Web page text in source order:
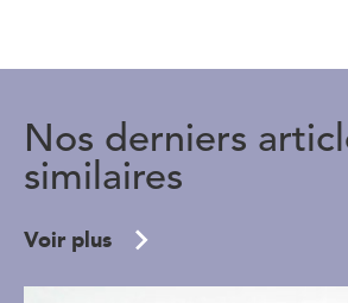
Nos derniers
similaires
Voir plus